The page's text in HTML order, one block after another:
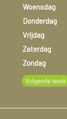
Woensdag
Donderdag
Vrijdag
Zaterdag
Zondag
Volgende week